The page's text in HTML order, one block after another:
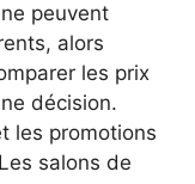
peuvent
alors
les prix
décision.
les promotions
salons de